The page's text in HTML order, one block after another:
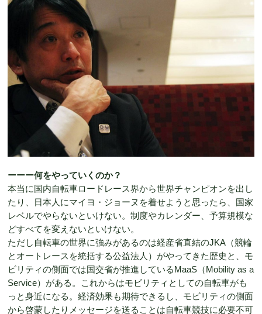
ーーー何をやっていくのか？
本当に国内自転車ロードレース界から世界チャンピオンを出し
たり、日本人にマイヨ・ジョーヌを着せようと思ったら、国家
レベルでやらないといけない。制度やカレンダー、予算規模な
どすべてを変えないといけない。
ただし自転車の世界に強みがあるのは経産省直結のJKA（競輪
とオートレースを統括する公益法人）がやってきた歴史と、モ
ビリティの側面では国交省が推進しているMaaS（Mobility as a
Service）がある。これからはモビリティとしての自転車がも
っと身近になる。経済効果も期待できるし、モビリティの側面
から啓蒙したりメッセージを送ることは自転車競技に必要不可